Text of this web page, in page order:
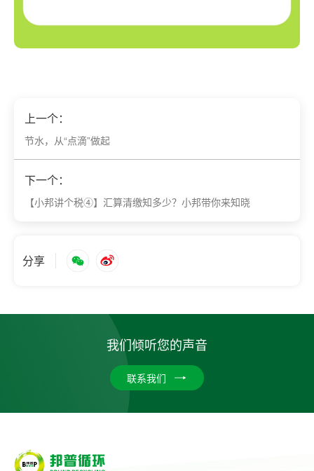
上一个：
节水，从“点滴”做起
下一个：
【小邦讲个税④】汇算清缴知多少？小邦带你来知晓
分享
我们倾听您的声音
联系我们